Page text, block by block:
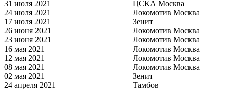
31 июля 2021
ЦСКА Москва
24 июля 2021
Локомотив Москва
17 июля 2021
Зенит
26 июня 2021
Локомотив Москва
23 июня 2021
Локомотив Москва
16 мая 2021
Локомотив Москва
12 мая 2021
Локомотив Москва
08 мая 2021
Локомотив Москва
02 мая 2021
Зенит
24 апреля 2021
Тамбов